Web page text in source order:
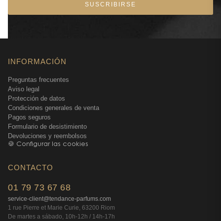
SUSCRIBIRSE
INFORMACIÓN
Preguntas frecuentes
Aviso legal
Protección de datos
Condiciones generales de venta
Pagos seguros
Formulario de desistimiento
Devoluciones y reembolsos
🍪 Configurar las cookies
CONTACTO
01 79 73 67 68
service-client@tendance-parfums.com
1 rue Pierre et Marie Curie, 63200 Riom
De martes a sábado, 10h-12h / 14h-17h